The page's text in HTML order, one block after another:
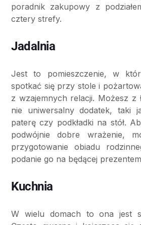
poradnik zakupowy z
cztery strefy.
Jadalnia​
Jest to pomieszczenie, w
spotkać się przy stole i
z wzajemnych relacji. Możesz z
nie uniwersalny dodatek, taki
paterę czy podkładki na stół.
podwójnie dobre wrażenie,
przygotowanie obiadu
podanie go na będącej
Kuchnia
W wielu domach to ona jest